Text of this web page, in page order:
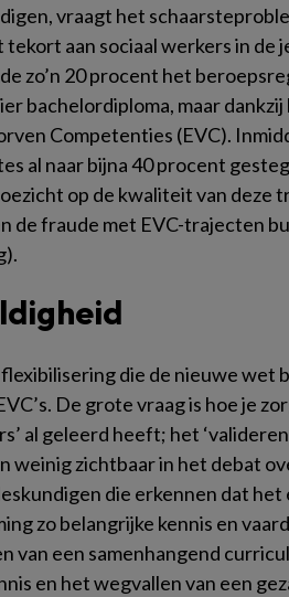
vraagt het
aan sociaal werkers in de
zo’n 20 procent het
bachelordiploma, maar
Competenties (EVC).
al naar bijna 40 procent
op de kwaliteit van deze
de fraude met EVC-trajecten
die de nieuwe wet
De grote vraag is hoe je
al geleerd heeft; het
weinig zichtbaar in het debat
die erkennen dat het
zo belangrijke kennis en
van een samenhangend
en het wegvallen van een